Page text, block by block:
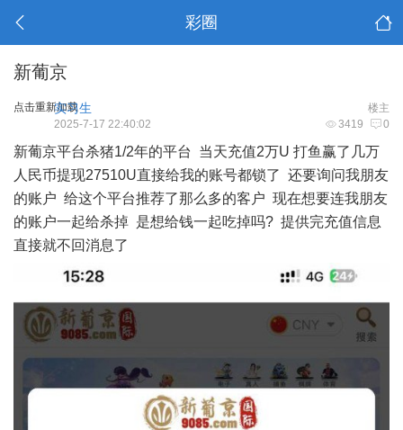
彩圈
新葡京
点击重新加载 楼主
实习生
3419 0
2025-7-17 22:40:02
新葡京平台杀猪1/2年的平台 当天充值2万U 打鱼赢了几万
人民币提现27510U直接给我的账号都锁了 还要询问我朋友
的账户 给这个平台推荐了那么多的客户 现在想要连我朋友
的账户一起给杀掉 是想给钱一起吃掉吗? 提供完充值信息
直接就不回消息了